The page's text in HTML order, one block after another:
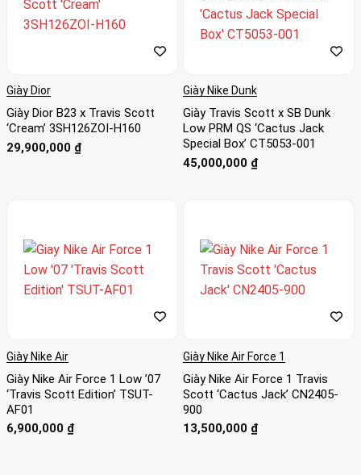
Giày Dior
Giày Dior B23 x Travis Scott
‘Cream’ 3SH126ZOI-H160
29,900,000 ₫
Giày Nike Dunk
Giày Travis Scott x SB Dunk
Low PRM QS ‘Cactus Jack
Special Box’ CT5053-001
45,000,000 ₫
Giày Nike Air
Giày Nike Air Force 1 Low ’07
‘Travis Scott Edition’ TSUT-
AF01
6,900,000 ₫
Giày Nike Air Force 1
Giày Nike Air Force 1 Travis
Scott ‘Cactus Jack’ CN2405-
900
13,500,000 ₫